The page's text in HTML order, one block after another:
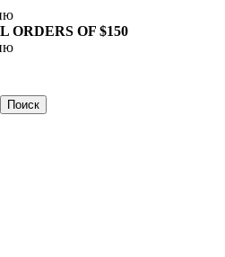
ORDERS OF $150
Поиск